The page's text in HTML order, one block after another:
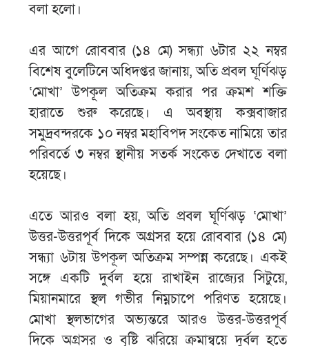
বলা হলো।
এর আগে রোববার (১৪ মে) সন্ধ্যা ৬টার ২২ নম্বর
বিশেষ বুলেটিনে অধিদপ্তর জানায়, অতি প্রবল ঘূর্ণিঝড়
‘মোখা’ উপকূল অতিক্রম করার পর ক্রমশ শক্তি
হারাতে শুরু করেছে। এ অবস্থায় কক্সবাজার
সমুদ্রবন্দরকে ১০ নম্বর মহাবিপদ সংকেত নামিয়ে তার
পরিবর্তে ৩ নম্বর স্থানীয় সতর্ক সংকেত দেখাতে বলা
হয়েছে।
এতে আরও বলা হয়, অতি প্রবল ঘূর্ণিঝড় ‘মোখা’
উত্তর-উত্তরপূর্ব দিকে অগ্রসর হয়ে রোববার (১৪ মে)
সন্ধ্যা ৬টায় উপকূল অতিক্রম সম্পন্ন করেছে। একই
সঙ্গে একটি দুর্বল হয়ে রাখাইন রাজ্যের সিটুয়ে,
মিয়ানমারে স্থল গভীর নিম্নচাপে পরিণত হয়েছে।
মোখা স্থলভাগের অভ্যন্তরে আরও উত্তর-উত্তরপূর্ব
দিকে অগ্রসর ও বৃষ্টি ঝরিয়ে ক্রমান্বয়ে দুর্বল হতে